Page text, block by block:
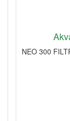
NEO 300